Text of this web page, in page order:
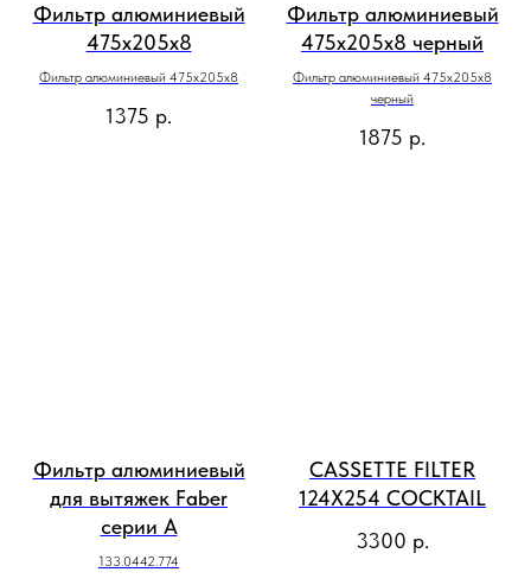
Фильтр алюминиевый
475х205х8
Фильтр алюминиевый 475х205х8
1375 р.
Фильтр алюминиевый
475х205х8 черный
Фильтр алюминиевый 475х205х8
черный
1875 р.
Фильтр алюминиевый
для вытяжек Faber
серии A
133.0442.774
CASSETTE FILTER
124X254 COCKTAIL
3300 р.